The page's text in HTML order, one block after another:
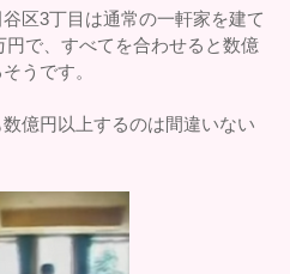
区3丁目は通常の一軒家を建て
円で、すべてを合わせると数億
うです。
億円以上するのは間違いない